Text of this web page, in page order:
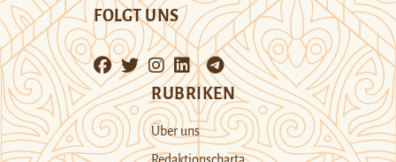
FOLGT UNS
RUBRIKEN
Über uns